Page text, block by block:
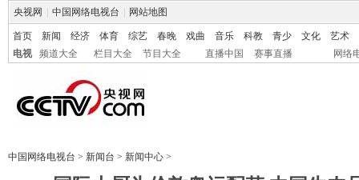
央视网 中国网络电视台 网站地图
首页 新闻 经济 体育 综艺 春晚 戏曲 音乐 科教 青少 文化
艺术
电视
频道大全 栏目大全 节目大全 直播中国 赛事直播 网络
中国网络电视台 > 新闻台 > 新闻中心 >